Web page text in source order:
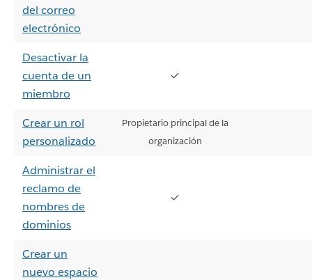
del correo
electrónico
Desactivar la
cuenta de un
miembro
✓
Crear un rol
personalizado
Propietario principal de la
organización
Administrar el
reclamo de
nombres de
dominios
✓
Crear un
nuevo espacio